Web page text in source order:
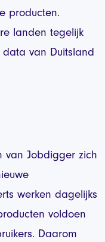
producten.
landen tegelijk
van Duitsland
van Jobdigger zich
werken dagelijks
voldoen
Daarom